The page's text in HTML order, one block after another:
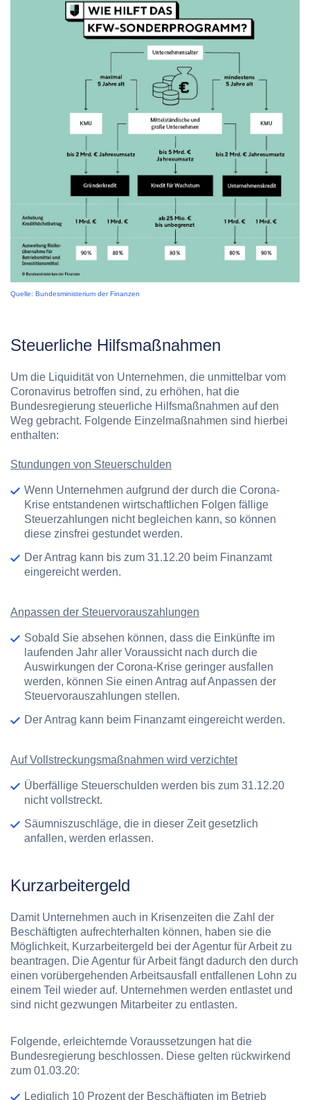
Quelle: Bundesministerium der Finanzen
Steuerliche Hilfsmaßnahmen
Um die Liquidität von Unternehmen, die unmittelbar vom
Coronavirus betroffen sind, zu erhöhen, hat die
Bundesregierung steuerliche Hilfsmaßnahmen auf den
Weg gebracht. Folgende Einzelmaßnahmen sind hierbei
enthalten:
Stundungen von Steuerschulden
Wenn Unternehmen aufgrund der durch die Corona-
Krise entstandenen wirtschaftlichen Folgen fällige
Steuerzahlungen nicht begleichen kann, so können
diese zinsfrei gestundet werden.
Der Antrag kann bis zum 31.12.20 beim Finanzamt
eingereicht werden.
Anpassen der Steuervorauszahlungen
Sobald Sie absehen können, dass die Einkünfte im
laufenden Jahr aller Voraussicht nach durch die
Auswirkungen der Corona-Krise geringer ausfallen
werden, können Sie einen Antrag auf Anpassen der
Steuervorauszahlungen stellen.
Der Antrag kann beim Finanzamt eingereicht werden.
Auf Vollstreckungsmaßnahmen wird verzichtet
Überfällige Steuerschulden werden bis zum 31.12.20
nicht vollstreckt.
Säumniszuschläge, die in dieser Zeit gesetzlich
anfallen, werden erlassen.
Kurzarbeitergeld
Damit Unternehmen auch in Krisenzeiten die Zahl der
Beschäftigten aufrechterhalten können, haben sie die
Möglichkeit, Kurzarbeitergeld bei der Agentur für Arbeit zu
beantragen. Die Agentur für Arbeit fängt dadurch den durch
einen vorübergehenden Arbeitsausfall entfallenen Lohn zu
einem Teil wieder auf. Unternehmen werden entlastet und
sind nicht gezwungen Mitarbeiter zu entlasten.
Folgende, erleichternde Voraussetzungen hat die
Bundesregierung beschlossen. Diese gelten rückwirkend
zum 01.03.20:
Lediglich 10 Prozent der Beschäftigten im Betrieb